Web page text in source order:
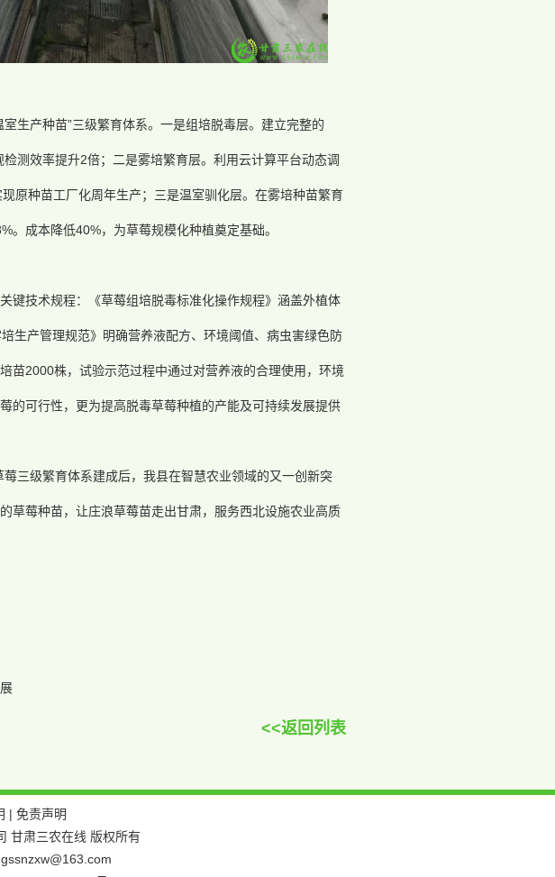
生产种苗”三级繁育体系。一是组培脱毒层。建立完整的
测效率提升2倍；二是雾培繁育层。利用云计算平台动态调
原种苗工厂化周年生产；三是温室驯化层。在雾培种苗繁育
。成本降低40%，为草莓规模化种植奠定基础。
键技术规程：《草莓组培脱毒标准化操作规程》涵盖外植体
生产管理规范》明确营养液配方、环境阈值、病虫害绿色防
苗2000株，试验示范过程中通过对营养液的合理使用，环境
的可行性，更为提高脱毒草莓种植的产能及可持续发展提供
三级繁育体系建成后，我县在智慧农业领域的又一创新突
草莓种苗，让庄浪草莓苗走出甘肃，服务西北设施农业高质
<<返回列表
| 免责声明
甘肃三农在线 版权所有